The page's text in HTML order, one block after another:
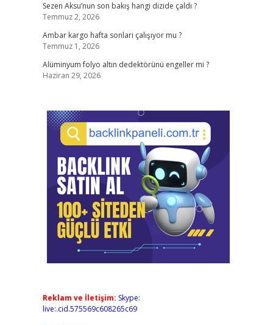
Sezen Aksu’nun son bakış hangi dizide çaldı ?
Temmuz 2, 2026
Ambar kargo hafta sonları çalışıyor mu ?
Temmuz 1, 2026
Alüminyum folyo altın dedektörünü engeller mi ?
Haziran 29, 2026
Reklam ve İletişim: Skype:
live:.cid.575569c608265c69